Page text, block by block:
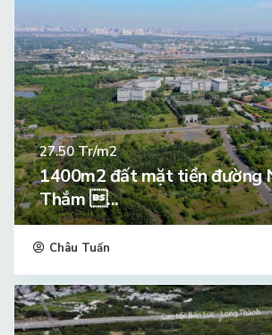
27.50Tr/m2
1400m2 đất mặt tiền đường
Thắm ...
Châu Tuấn